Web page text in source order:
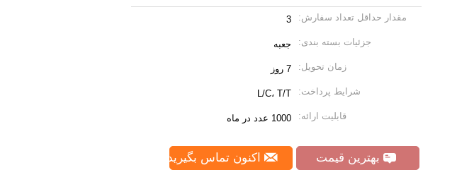
مقدار حداقل تعداد سفارش: 3
جزئیات بسته بندی: جعبه
زمان تحویل: 7 روز
شرایط پرداخت: L/C، T/T
قابلیت ارائه: 1000 عدد در ماه
بهترین قیمت اکنون تماس بگیرید